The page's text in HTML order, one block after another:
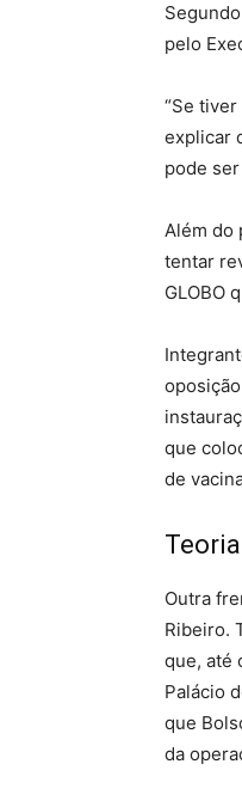
pelo
“Se
explicar
pode
Além do
tentar
GLOBO
que
de
Outra
Ribeiro.
que, até
Palácio
que
da